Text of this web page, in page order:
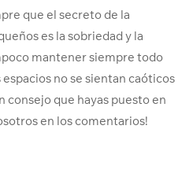
que el secreto de la
es la sobriedad y la
mantener siempre todo
no se sientan caóticos
consejo que hayas puesto en
en los comentarios!